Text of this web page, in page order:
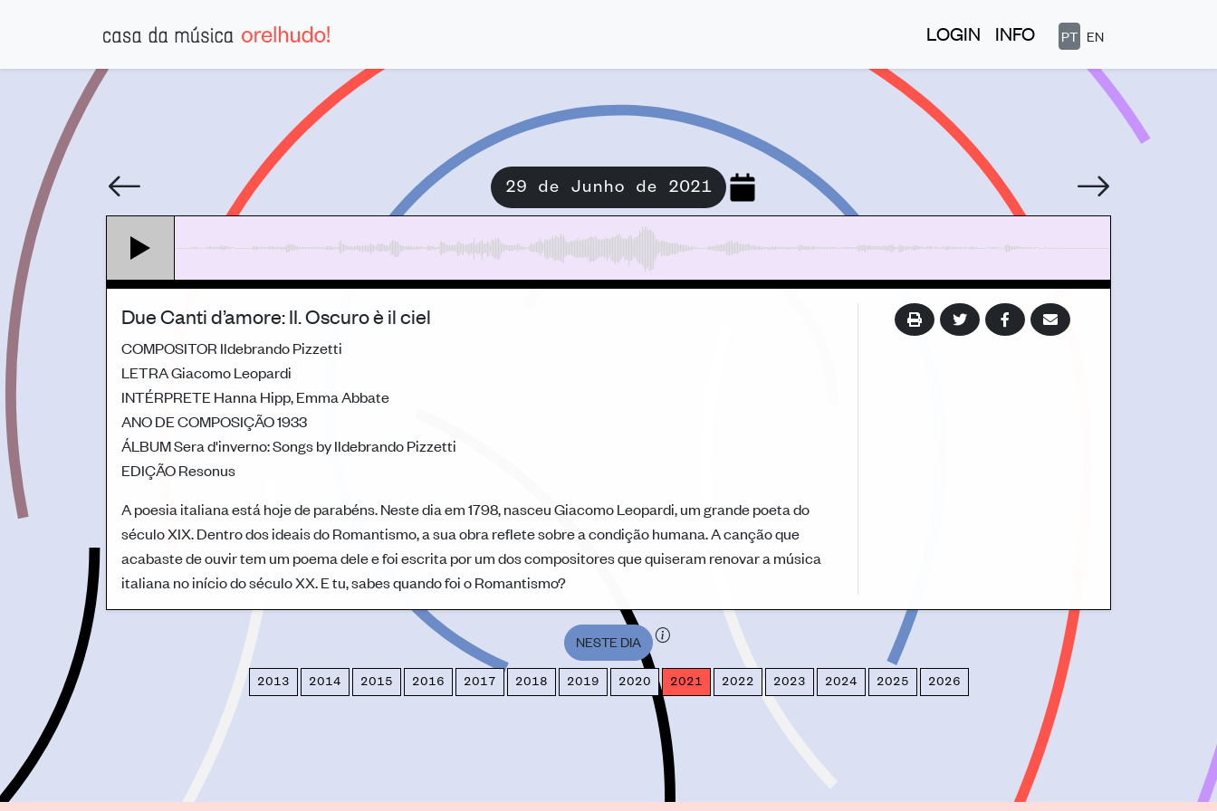
LOGIN INFO PT EN
29 de Junho de 2021
Due Canti d’amore: II. Oscuro è il ciel
COMPOSITOR Ildebrando Pizzetti
LETRAGiacomo Leopardi
INTÉRPRETE Hanna Hipp, Emma Abbate
ANO DE COMPOSIÇÃO1933
ÁLBUMSera d'inverno: Songs by Ildebrando Pizzetti
EDIÇÃOResonus
A poesia italiana está hoje de parabéns. Neste dia em 1798, nasceu Giacomo Leopardi, um grande poeta do
século XIX. Dentro dos ideais do Romantismo, a sua obra reflete sobre a condição humana. A canção que
acabaste de ouvir tem um poema dele e foi escrita por um dos compositores que quiseram renovar a música
italiana no início do século XX. E tu, sabes quando foi o Romantismo?
NESTE DIA
2013 2014 2015 2016 2017 2018 2019 2020 2021 2022 2023 2024 2025 2026